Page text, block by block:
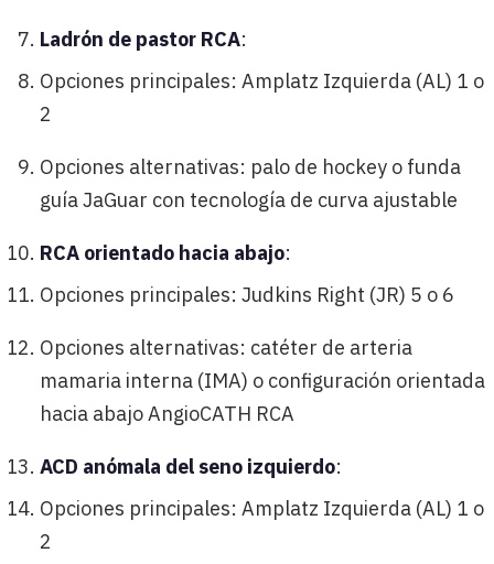
Ladrón de pastor RCA:
Opciones principales: Amplatz Izquierda (AL) 1 o
2
Opciones alternativas: palo de hockey o funda
guía JaGuar con tecnología de curva ajustable
RCA orientado hacia abajo:
Opciones principales: Judkins Right (JR) 5 o 6
Opciones alternativas: catéter de arteria
mamaria interna (IMA) o configuración orientada
hacia abajo AngioCATH RCA
ACD anómala del seno izquierdo:
Opciones principales: Amplatz Izquierda (AL) 1 o
2